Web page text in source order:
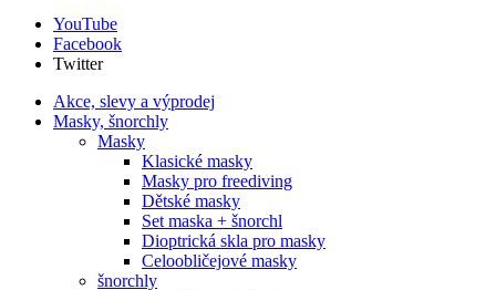
YouTube
Facebook
Twitter
Akce, slevy a výprodej
Masky, šnorchly
Masky
Klasické masky
Masky pro freediving
Dětské masky
Set maska + šnorchl
Dioptrická skla pro masky
Celoobličejové masky
šnorchly